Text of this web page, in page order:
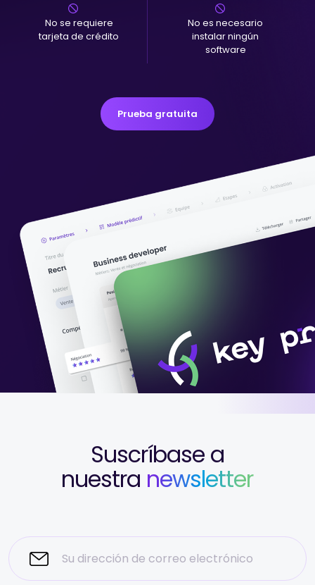
No se requiere
tarjeta de crédito
No es necesario
instalar ningún
software
Prueba gratuita
Suscríbase a
nuestra newsletter